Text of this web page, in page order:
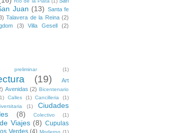
Juan (13) Santa fe
Talavera de la Reina (2)
(3) Villa Gesell
(2)
(1)
(19)
Art
Avenidas (2) Bicentenario
Calles (1) Cancilleria
(1)
(1)
Ciudades
(8) Colectivo (1)
Viajes (8) Cupulas